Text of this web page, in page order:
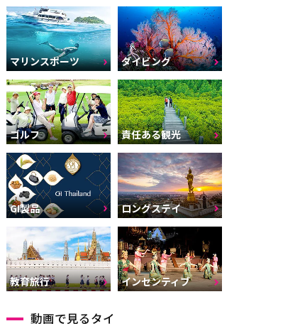
マリンスポーツ ダイビング
ゴルフ 責任ある観光
GI製品 ロングステイ
教育旅行 インセンティブ
動画で見るタイ